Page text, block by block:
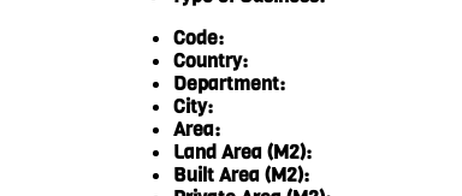
Code:
Country:
Department:
City:
Area:
Land Area (M2):
Built Area (M2):